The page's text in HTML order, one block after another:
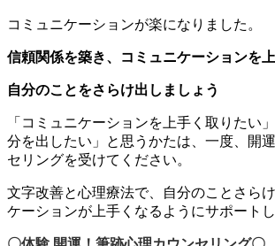
コミュニケーションが楽になりました。
信頼関係を築き、コミュニケーションを
自分のことをさらけ出しましょう
「コミュニケーションを上手く取りたい
分を出したい」と思うかたは、一度、開
セリングを受けてください。
文字改善と心理療法で、自分のことさら
ケーションが上手くなるようにサポートし